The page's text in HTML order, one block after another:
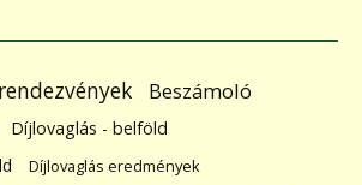
Beszámoló
Díjlovaglás - belföld
Díjlovaglás eredmények